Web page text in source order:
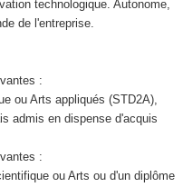
technologique. Autonome,
de l'entreprise.
:
ou Arts appliqués (STD2A),
admis en dispense d'acquis
:
ou Arts ou d'un diplôme